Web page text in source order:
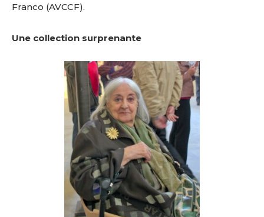
Franco (AVCCF).
Une collection surprenante